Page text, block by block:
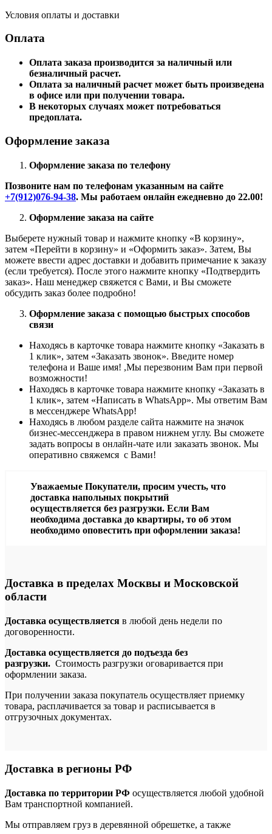
Условия оплаты и доставки
Оплата
Оплата заказа производится за наличный или
безналичный расчет.
Оплата за наличный расчет может быть произведена
в офисе или при получении товара.
В некоторых случаях может потребоваться
предоплата.
Оформление заказа
Оформление заказа по телефону
Позвоните нам по телефонам указанным на сайте
+7(912)076-94-38. Мы работаем онлайн ежедневно до 22.00!
Оформление заказа на сайте
Выберете нужный товар и нажмите кнопку «В корзину»,
затем «Перейти в корзину» и «Оформить заказ». Затем, Вы
можете ввести адрес доставки и добавить примечание к заказу
(если требуется). После этого нажмите кнопку «Подтвердить
заказ». Наш менеджер свяжется с Вами, и Вы сможете
обсудить заказ более подробно!
Оформление заказа с помощью быстрых способов
связи
Находясь в карточке товара нажмите кнопку «Заказать в
1 клик», затем «Заказать звонок». Введите номер
телефона и Ваше имя! ,Мы перезвоним Вам при первой
возможности!
Находясь в карточке товара нажмите кнопку «Заказать в
1 клик», затем «Написать в WhatsApp». Мы ответим Вам
в месcенджере WhatsApp!
Находясь в любом разделе сайта нажмите на значок
бизнес-мессенджера в правом нижнем углу. Вы сможете
задать вопросы в онлайн-чате или заказать звонок. Мы
оперативно свяжемся с Вами!
Уважаемые Покупатели, просим учесть, что
доставка напольных покрытий
осуществляется без разгрузки. Если Вам
необходима доставка до квартиры, то об этом
необходимо оповестить при оформлении заказа!
Доставка в пределах Москвы и Московской
области
Доставка осуществляется в любой день недели по
договоренности.
Доставка осуществляется до подъезда без
разгрузки. Стоимость разгрузки оговаривается при
оформлении заказа.
При получении заказа покупатель осуществляет приемку
товара, расплачивается за товар и расписывается в
отгрузочных документах.
Доставка в регионы РФ
Доставка по территории РФ осуществляется любой удобной
Вам транспортной компанией.
Мы отправляем груз в деревянной обрешетке, а также